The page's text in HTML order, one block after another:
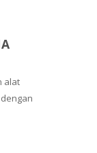
alat